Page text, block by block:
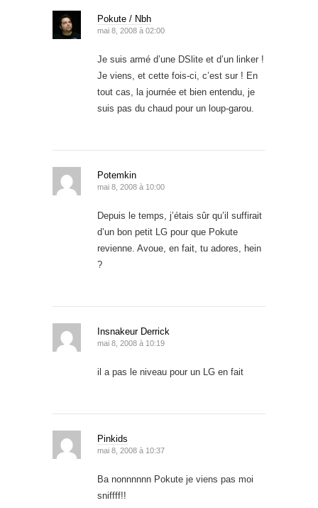
Pokute / Nbh
mai 8, 2008 à 02:00
Je suis armé d’une DSlite et d’un linker !
Je viens, et cette fois-ci, c’est sur ! En
tout cas, la journée et bien entendu, je
suis pas du chaud pour un loup-garou.
Potemkin
mai 8, 2008 à 10:00
Depuis le temps, j’étais sûr qu’il suffirait
d’un bon petit LG pour que Pokute
revienne. Avoue, en fait, tu adores, hein
?
Insnakeur Derrick
mai 8, 2008 à 10:19
il a pas le niveau pour un LG en fait
Pinkids
mai 8, 2008 à 10:37
Ba nonnnnnn Pokute je viens pas moi
sniffff!!